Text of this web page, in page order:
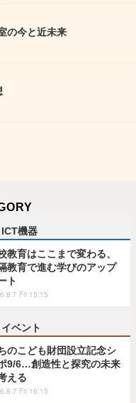
の今と近未来
ICT機器
教育はここまで変わる、
教育で進む学びのアップ
ト
Fri 15:15
イベント
のこども財団設立記念シ
9/6…創造性と探究の未来
える
Fri 16:15